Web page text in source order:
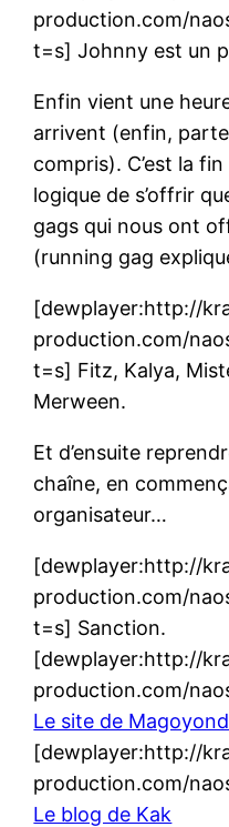
production.com/
t=s] Johnny est un
Enfin vient une
arrivent (enfin,
compris). C’est la
logique de s’offrir
gags qui nous ont
(running gag
[dewplayer:http://
production.com/
t=s] Fitz, Kalya,
Merween.
Et d’ensuite
chaîne, en
organisateur…
[dewplayer:http://
production.com/
t=s] Sanction.
[dewplayer:http://
production.com/
Le site de Magoyond
[dewplayer:http://
production.com/
Le blog de Kak